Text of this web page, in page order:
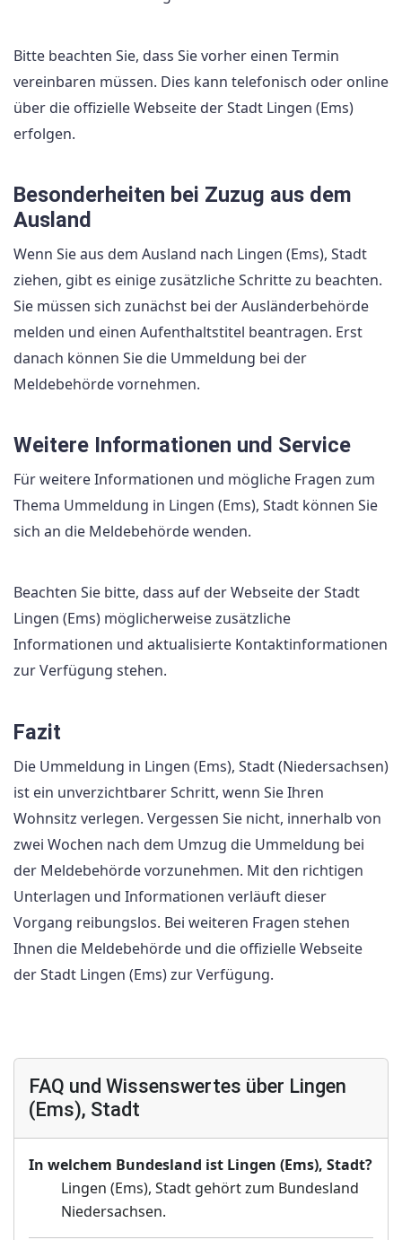
Bitte beachten Sie, dass Sie vorher einen Termin
vereinbaren müssen. Dies kann telefonisch oder online
über die offizielle Webseite der Stadt Lingen (Ems)
erfolgen.
Besonderheiten bei Zuzug aus dem
Ausland
Wenn Sie aus dem Ausland nach Lingen (Ems), Stadt
ziehen, gibt es einige zusätzliche Schritte zu beachten.
Sie müssen sich zunächst bei der Ausländerbehörde
melden und einen Aufenthaltstitel beantragen. Erst
danach können Sie die Ummeldung bei der
Meldebehörde vornehmen.
Weitere Informationen und Service
Für weitere Informationen und mögliche Fragen zum
Thema Ummeldung in Lingen (Ems), Stadt können Sie
sich an die Meldebehörde wenden.
Beachten Sie bitte, dass auf der Webseite der Stadt
Lingen (Ems) möglicherweise zusätzliche
Informationen und aktualisierte Kontaktinformationen
zur Verfügung stehen.
Fazit
Die Ummeldung in Lingen (Ems), Stadt (Niedersachsen)
ist ein unverzichtbarer Schritt, wenn Sie Ihren
Wohnsitz verlegen. Vergessen Sie nicht, innerhalb von
zwei Wochen nach dem Umzug die Ummeldung bei
der Meldebehörde vorzunehmen. Mit den richtigen
Unterlagen und Informationen verläuft dieser
Vorgang reibungslos. Bei weiteren Fragen stehen
Ihnen die Meldebehörde und die offizielle Webseite
der Stadt Lingen (Ems) zur Verfügung.
FAQ und Wissenswertes über Lingen
(Ems), Stadt
In welchem Bundesland ist Lingen (Ems), Stadt?
Lingen (Ems), Stadt gehört zum Bundesland
Niedersachsen.